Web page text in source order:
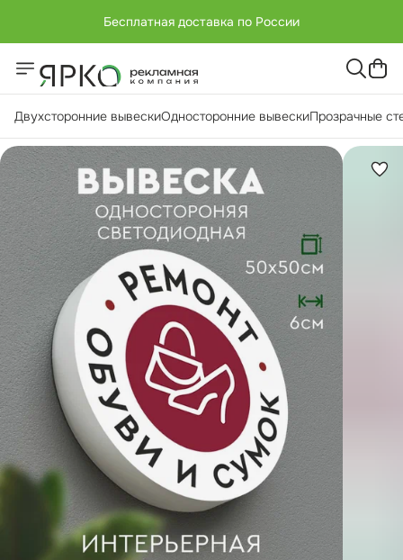
Бесплатная доставка по России
Бесплатная доставка по России
Двухсторонние вывескиОдносторонние вывескиПрозрачные